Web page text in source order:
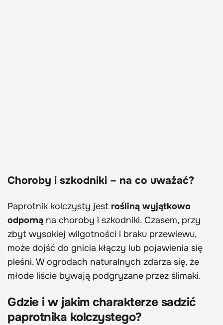
Choroby i szkodniki – na co uważać?
Paprotnik kolczysty jest rośliną wyjątkowo
odporną na choroby i szkodniki. Czasem, przy
zbyt wysokiej wilgotności i braku przewiewu,
może dojść do gnicia kłączy lub pojawienia się
pleśni. W ogrodach naturalnych zdarza się, że
młode liście bywają podgryzane przez ślimaki.
Gdzie i w jakim charakterze sadzić
paprotnika kolczystego?